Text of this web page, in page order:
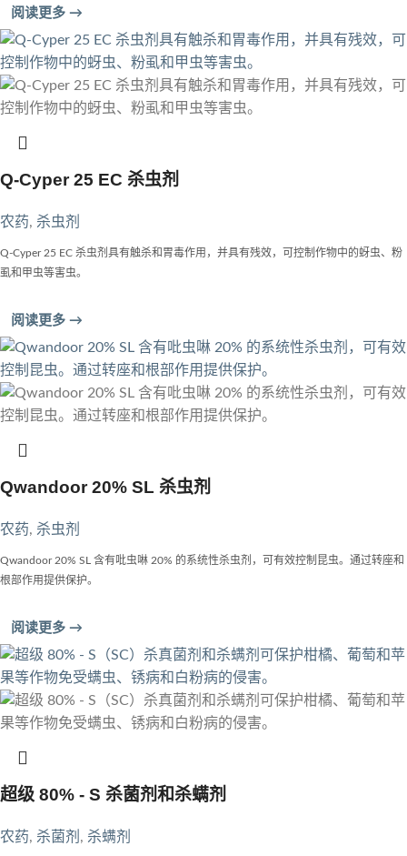
阅读更多 →
Q-Cyper 25 EC 杀虫剂
农药, 杀虫剂
Q-Cyper 25 EC 杀虫剂具有触杀和胃毒作用，并具有残效，可控制作物中的蚜虫、粉
虱和甲虫等害虫。
阅读更多 →
Qwandoor 20% SL 杀虫剂
农药, 杀虫剂
Qwandoor 20% SL 含有吡虫啉 20% 的系统性杀虫剂，可有效控制昆虫。通过转座和
根部作用提供保护。
阅读更多 →
超级 80% - S 杀菌剂和杀螨剂
农药, 杀菌剂 , 杀螨剂